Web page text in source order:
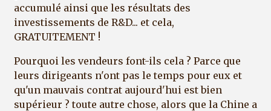
accumulé ainsi que les résultats des
investissements de R&D... et cela,
GRATUITEMENT !
Pourquoi les vendeurs font-ils cela ? Parce que
leurs dirigeants n'ont pas le temps pour eux et
qu'un mauvais contrat aujourd'hui est bien
supérieur ? toute autre chose, alors que la Chine a